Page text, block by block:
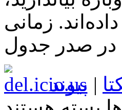
این
کار
زمانی
صدر جدول
| پیوند
برای